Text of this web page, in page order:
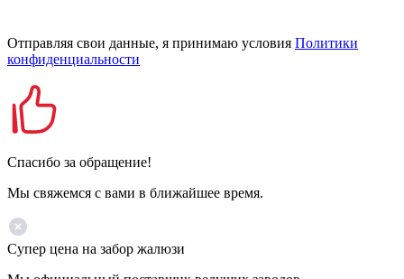
Отправляя свои данные, я принимаю условия Политики
конфиденциальности
Спасибо за обращение!
Мы свяжемся с вами в ближайшее время.
Супер цена на забор жалюзи